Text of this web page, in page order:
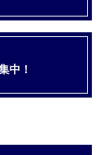
中！